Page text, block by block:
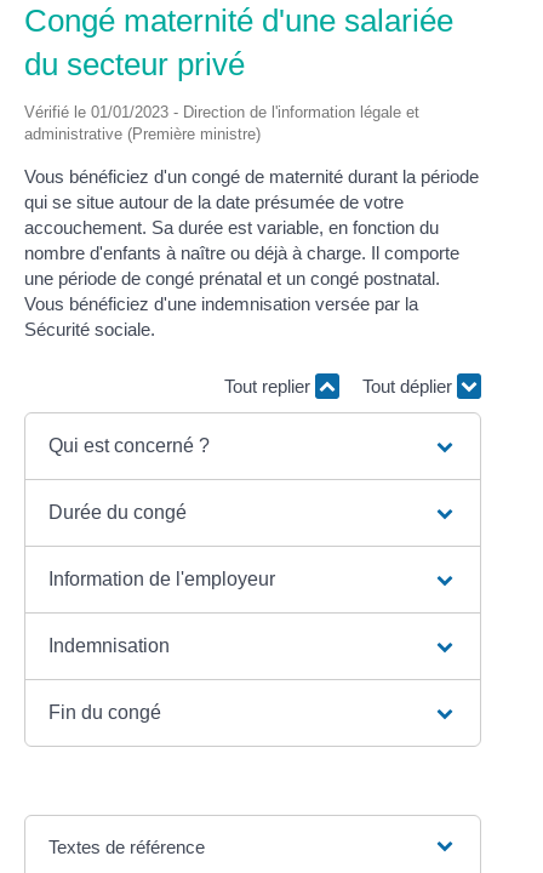
Congé maternité d'une salariée
du secteur privé
Vérifié le 01/01/2023 - Direction de l'information légale et
administrative (Première ministre)
Vous bénéficiez d'un congé de maternité durant la période
qui se situe autour de la date présumée de votre
accouchement. Sa durée est variable, en fonction du
nombre d'enfants à naître ou déjà à charge. Il comporte
une période de congé prénatal et un congé postnatal.
Vous bénéficiez d'une indemnisation versée par la
Sécurité sociale.
Tout replier Tout déplier
Qui est concerné ?
Durée du congé
Information de l'employeur
Indemnisation
Fin du congé
Textes de référence